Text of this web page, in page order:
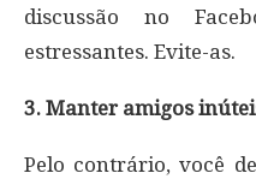
discussão no
estressantes. Evite-as.
3. Manter amigos
Pelo contrário, você